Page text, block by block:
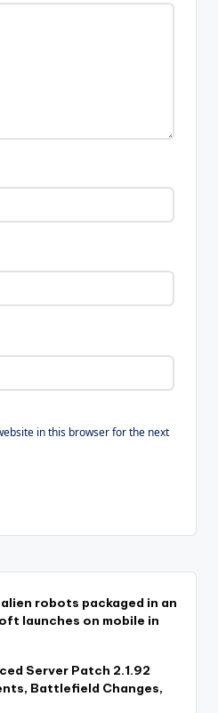
in this browser for the next
robots packaged in an
launches on mobile in
Server Patch 2.1.92
Battlefield Changes,